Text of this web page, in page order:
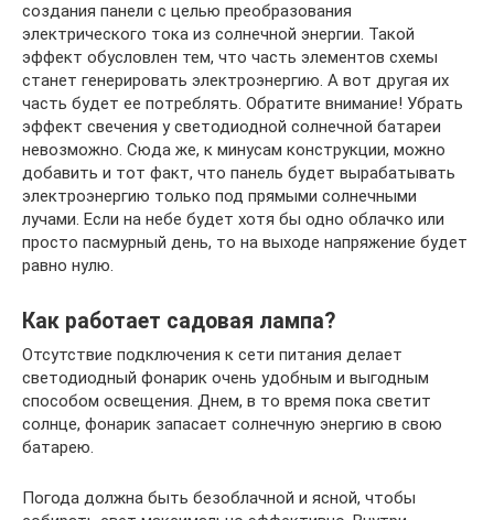
создания панели с целью преобразования
электрического тока из солнечной энергии. Такой
эффект обусловлен тем, что часть элементов схемы
станет генерировать электроэнергию. А вот другая их
часть будет ее потреблять. Обратите внимание! Убрать
эффект свечения у светодиодной солнечной батареи
невозможно. Сюда же, к минусам конструкции, можно
добавить и тот факт, что панель будет вырабатывать
электроэнергию только под прямыми солнечными
лучами. Если на небе будет хотя бы одно облачко или
просто пасмурный день, то на выходе напряжение будет
равно нулю.
Как работает садовая лампа?
Отсутствие подключения к сети питания делает
светодиодный фонарик очень удобным и выгодным
способом освещения. Днем, в то время пока светит
солнце, фонарик запасает солнечную энергию в свою
батарею.
Погода должна быть безоблачной и ясной, чтобы